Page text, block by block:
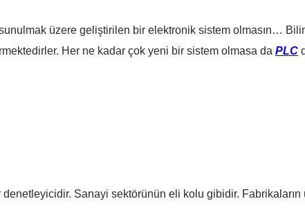
üzere geliştirilen bir elektronik sistem olmasın…
Her ne kadar çok yeni bir sistem olmasa da PLC
denetleyicidir. Sanayi sektörünün eli kolu gibidir.